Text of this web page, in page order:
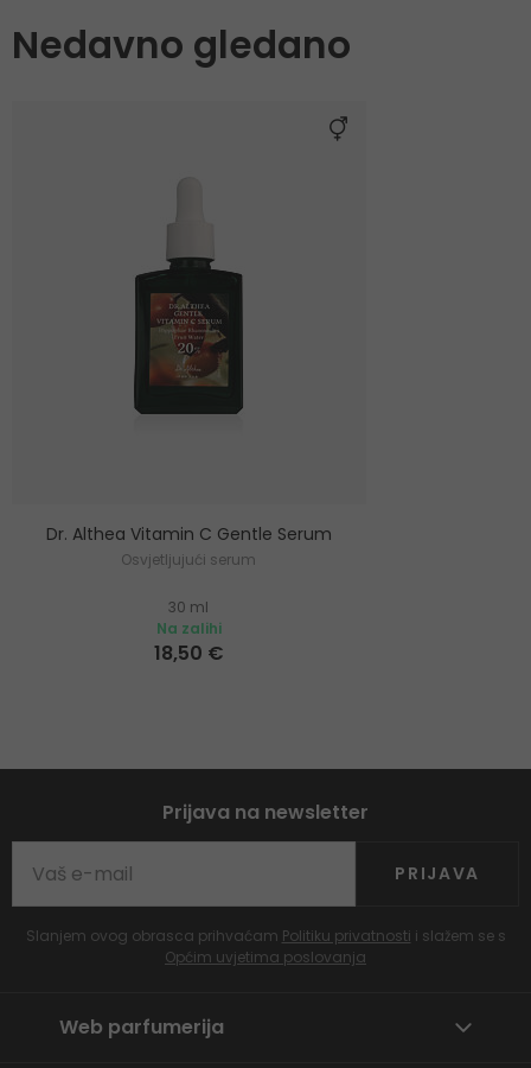
Nedavno gledano
Dr. Althea Vitamin C Gentle Serum
Osvjetljujući serum
30 ml
Na zalihi
18,50 €
Prijava na newsletter
PRIJAVA
Slanjem ovog obrasca prihvaćam Politiku privatnosti i slažem se s
Općim uvjetima poslovanja
Web parfumerija